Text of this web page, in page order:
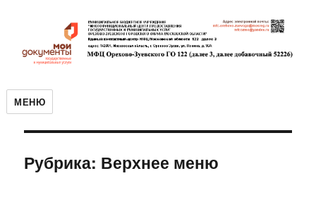
МЕНЮ
Рубрика: Верхнее меню